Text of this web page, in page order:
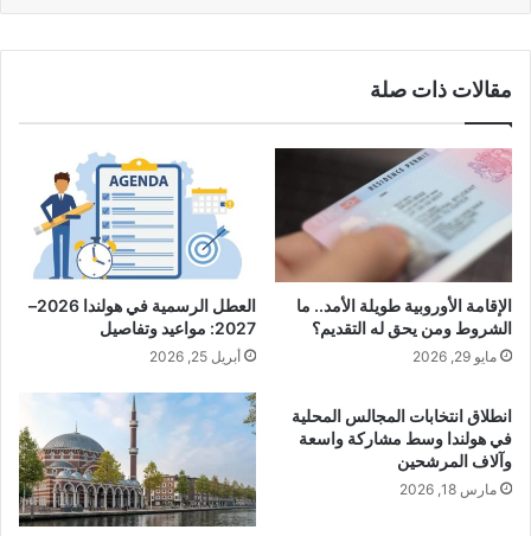
مقالات ذات صلة
الإقامة الأوروبية طويلة الأمد.. ما
الشروط ومن يحق له التقديم؟
مايو 29, 2026
العطل الرسمية في هولندا 2026–
2027: مواعيد وتفاصيل
أبريل 25, 2026
انطلاق انتخابات المجالس المحلية
في هولندا وسط مشاركة واسعة
وآلاف المرشحين
مارس 18, 2026